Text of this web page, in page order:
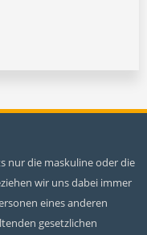
nur die maskuline oder die
wir uns dabei immer
eines anderen
gesetzlichen